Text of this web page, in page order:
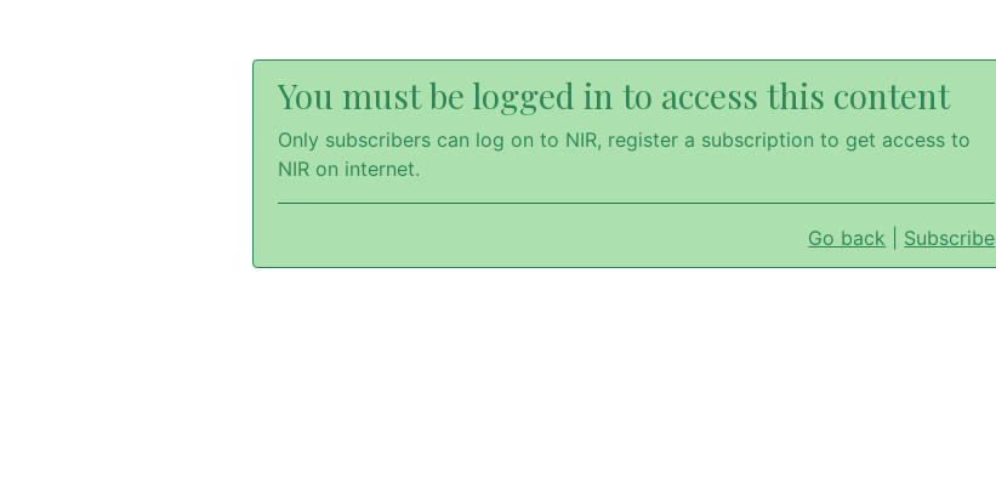
You must be logged in to access this content
Only subscribers can log on to NIR, register a subscription to get access to
NIR on internet.
Go back Subscribe